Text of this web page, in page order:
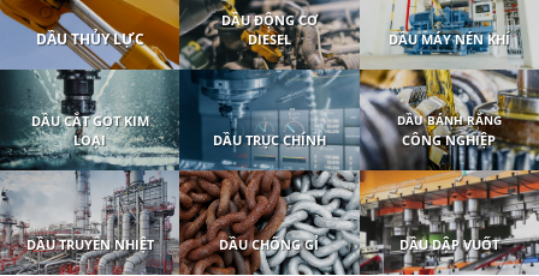
DẦU THỦY LỰC
DẦU ĐỘNG CƠ
DIESEL
DẦU MÁY NÉN KHÍ
DẦU CẮT GỌT KIM
LOẠI
DẦU TRỤC CHÍNH
DẦU BÁNH RĂNG
CÔNG NGHIỆP
DẦU TRUYỀN NHIỆT DẦU CHỐNG GỈ DẦU DẬP VUỐT